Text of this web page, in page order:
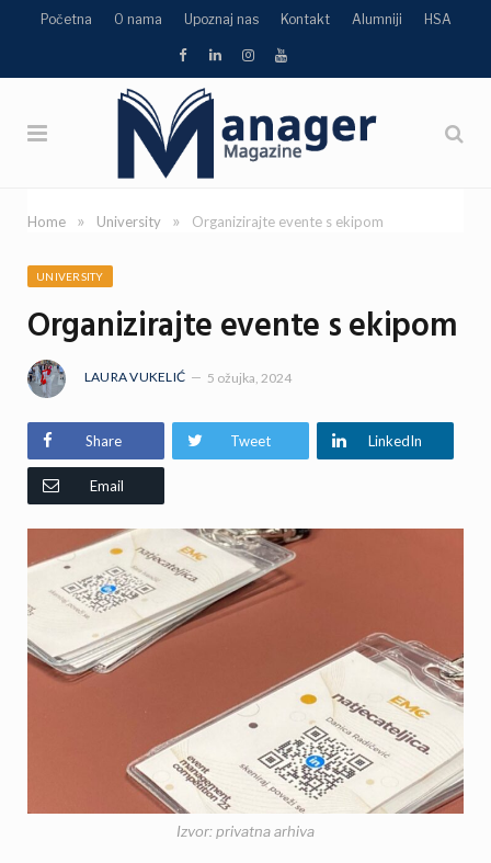
Početna O nama Upoznaj nas Kontakt Alumniji HSA
FacebookLinkedInInstagramYouTube
Home » University » Organizirajte evente s ekipom
UNIVERSITY
Organizirajte evente s ekipom
LAURA VUKELIĆ 5 ožujka, 2024
Share Tweet LinkedIn
Email
Izvor: privatna arhiva